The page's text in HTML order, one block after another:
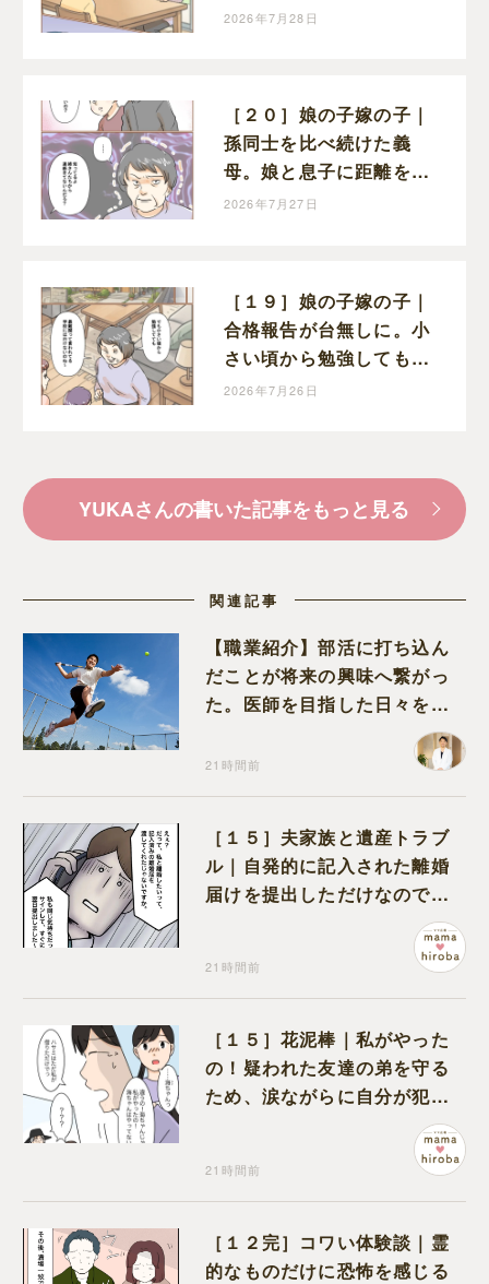
矛盾だらけの義母に開い
2026年7月28日
［２０］娘の子嫁の子｜
孫同士を比べ続けた義
母。娘と息子に距離を置
かれても、自分の過ちに
2026年7月27日
［１９］娘の子嫁の子｜
合格報告が台無しに。小
さい頃から勉強しても最
難関校には入れないと嫌
2026年7月26日
YUKAさんの書いた記事をもっと見る
関連記事
【職業紹介】部活に打ち込ん
だことが将来の興味へ繋がっ
た。医師を目指した日々を振
21時間前
［１５］夫家族と遺産トラブ
ル｜自発的に記入された離婚
届けを提出しただけなので、
21時間前
［１５］花泥棒｜私がやった
の！疑われた友達の弟を守る
ため、涙ながらに自分が犯人
21時間前
［１２完］コワい体験談｜霊
的なものだけに恐怖を感じる